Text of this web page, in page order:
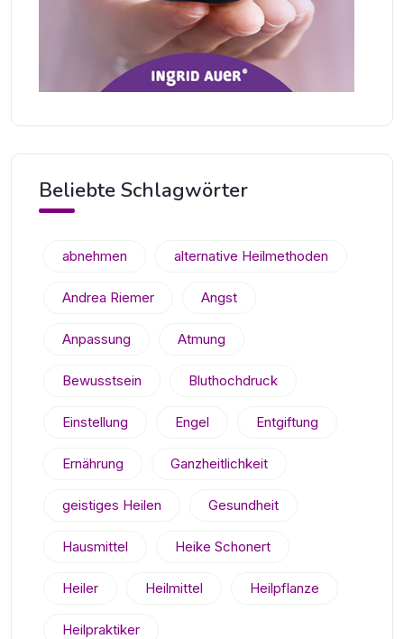
Beliebte Schlagwörter
abnehmen alternative Heilmethoden
Andrea Riemer Angst
Anpassung Atmung
Bewusstsein Bluthochdruck
Einstellung Engel Entgiftung
Ernährung Ganzheitlichkeit
geistiges Heilen Gesundheit
Hausmittel Heike Schonert
Heiler Heilmittel Heilpflanze
Heilpraktiker